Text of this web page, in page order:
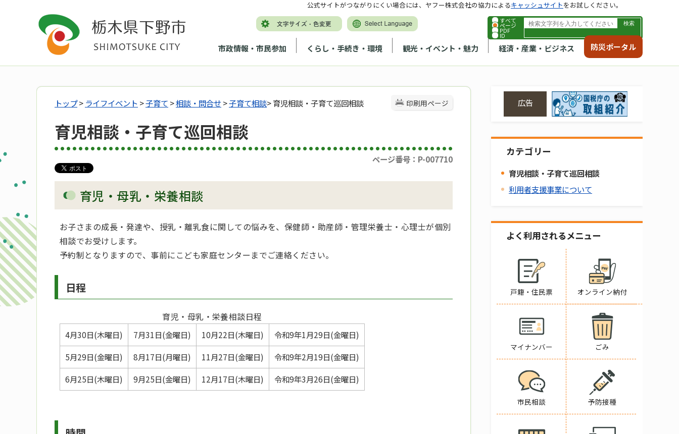
すべて
ページ
PDF
ID
市政情報・市民参加 くらし・手続き・環境 観光・イベント・魅力 経済・産業・ビジネス 防災ポータル
公式サイトがつながりにくい場合には、ヤフー株式会社の協力によるキャッシュサイトをお試しください。
印刷用ページ
トップ> ライフイベント >子育て >相談・問合せ>子育て相談> 育児相談・子育て巡回相談
育児相談・子育て巡回相談
ページ番号：P-007710
育児・母乳・栄養相談
お子さまの成長・発達や、授乳・離乳食に関しての悩みを、保健師・助産師・管理栄養士・心理士が個別
相談でお受けします。
予約制となりますので、事前にこども家庭センターまでご連絡ください。
日程
育児・母乳・栄養相談日程
4月30日(木曜日) 7月31日(金曜日) 10月22日(木曜日)
令和9年1月29日(金曜日)
5月29日(金曜日)
8月17日(月曜日) 11月27日(金曜日)
令和9年2月19日(金曜日)
6月25日(木曜日)
9月25日(金曜日) 12月17日(木曜日) 令和9年3月26日(金曜日)
広告
カテゴリー
育児相談・子育て巡回相談
利用者支援事業について
よく利用されるメニュー
戸籍・住民票 オンライン納付
マイナンバー ごみ
市民相談 予防接種